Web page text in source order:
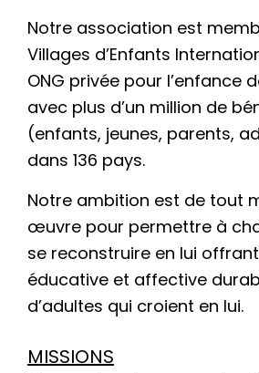
Notre association est
Villages d’Enfants
ONG privée pour l’enfance
avec plus d’un million de
(enfants, jeunes, parents,
dans 136 pays.
Notre ambition est de tout
œuvre pour permettre à
se reconstruire en lui
éducative et affective
d’adultes qui croient en lui.
MISSIONS